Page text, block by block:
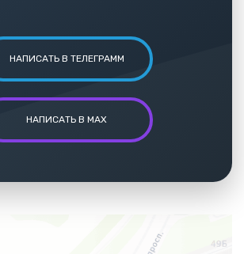
НАПИСАТЬ В ТЕЛЕГРАММ
НАПИСАТЬ В MAX